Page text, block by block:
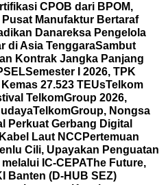
CPOB dari BPOM,
Manufaktur Bertaraf
Danareksa Pengelola
di Asia TenggaraSambut
Kontrak Jangka Panjang
Semester I 2026, TPK
27.523 TEUsTelkom
TelkomGroup 2026,
TelkomGroup, Nongsa
Perkuat Gerbang Digital
Laut NCC Pertemuan
Cili, Upayakan Penguatan
IC-CEPAThe Future,
Banten (D-HUB SEZ)